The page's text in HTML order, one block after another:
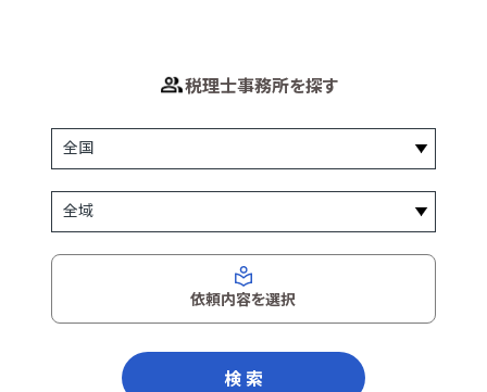
税理士事務所を探す
依頼内容を選択
検 索